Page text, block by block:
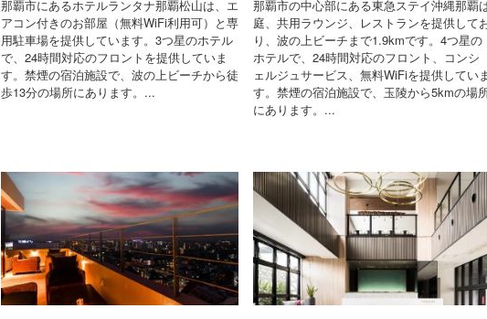
那覇市にあるホテルランタナ那覇松山は、エ
アコン付きのお部屋（無料WiFi利用可）と専
用駐車場を提供しています。3つ星のホテル
で、24時間対応のフロントを提供していま
す。禁煙の宿泊施設で、波の上ビーチから徒
歩13分の場所にあります。...
那覇市の中心部にある東急ステイ沖縄那覇
庭、共用ラウンジ、レストランを提供して
り、波の上ビーチまで1.9kmです。4つ星の
ホテルで、24時間対応のフロント、コンシ
ェルジュサービス、無料WiFiを提供していま
す。禁煙の宿泊施設で、玉陵から5kmの場
にあります。...